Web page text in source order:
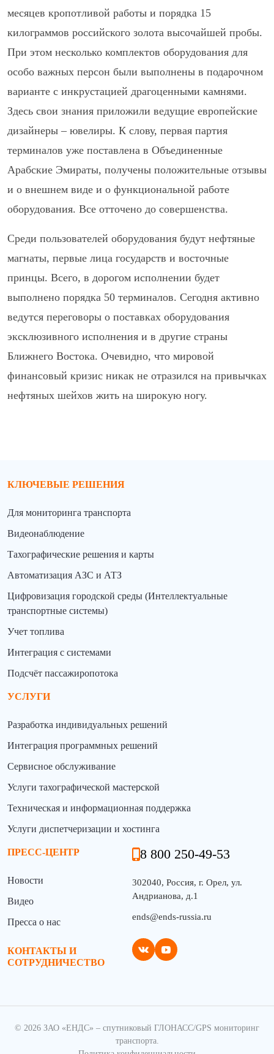
месяцев кропотливой работы и порядка 15
килограммов российского золота высочайшей пробы.
При этом несколько комплектов оборудования для
особо важных персон были выполнены в подарочном
варианте с инкрустацией драгоценными камнями.
Здесь свои знания приложили ведущие европейские
дизайнеры – ювелиры. К слову, первая партия
терминалов уже поставлена в Объединенные
Арабские Эмираты, получены положительные отзывы
и о внешнем виде и о функциональной работе
оборудования. Все отточено до совершенства.
Среди пользователей оборудования будут нефтяные
магнаты, первые лица государств и восточные
принцы. Всего, в дорогом исполнении будет
выполнено порядка 50 терминалов. Сегодня активно
ведутся переговоры о поставках оборудования
эксклюзивного исполнения и в другие страны
Ближнего Востока. Очевидно, что мировой
финансовый кризис никак не отразился на привычках
нефтяных шейхов жить на широкую ногу.
КЛЮЧЕВЫЕ РЕШЕНИЯ
Для мониторинга транспорта
Видеонаблюдение
Тахографические решения и карты
Автоматизация АЗС и АТЗ
Цифровизация городской среды (Интеллектуальные
транспортные системы)
Учет топлива
Интеграция с системами
Подсчёт пассажиропотока
УСЛУГИ
Разработка индивидуальных решений
Интеграция программных решений
Сервисное обслуживание
Услуги тахографической мастерской
Техническая и информационная поддержка
Услуги диспетчеризации и хостинга
ПРЕСС-ЦЕНТР
Новости
Видео
Пресса о нас
КОНТАКТЫ И
СОТРУДНИЧЕСТВО
8 800 250-49-53
302040, Россия, г. Орел, ул.
Андрианова, д.1
ends@ends-russia.ru
© 2026 ЗАО «ЕНДС» – спутниковый ГЛОНАСС/GPS мониторинг
транспорта.